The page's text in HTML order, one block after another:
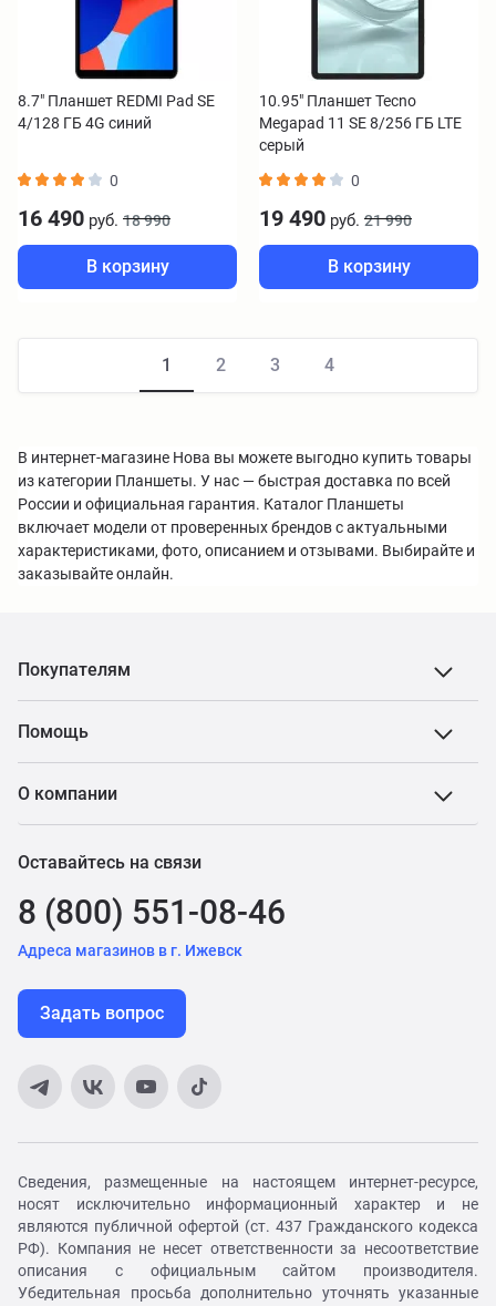
8.7" Планшет REDMI Pad SE
4/128 ГБ 4G синий
0
16 490 руб. 18 990
В корзину
10.95" Планшет Tecno
Megapad 11 SE 8/256 ГБ LTE
серый
0
19 490 руб. 21 990
В корзину
1 2 3 4
В интернет-магазине Нова вы можете выгодно купить товары
из категории Планшеты. У нас — быстрая доставка по всей
России и официальная гарантия. Каталог Планшеты
включает модели от проверенных брендов с актуальными
характеристиками, фото, описанием и отзывами. Выбирайте и
заказывайте онлайн.
Покупателям
Помощь
О компании
Оставайтесь на связи
8 (800) 551-08-46
Адреса магазинов в г. Ижевск
Задать вопрос
Сведения, размещенные на настоящем интернет-ресурсе,
носят исключительно информационный характер и не
являются публичной офертой (ст. 437 Гражданского кодекса
РФ). Компания не несет ответственности за несоответствие
описания с официальным сайтом производителя.
Убедительная просьба дополнительно уточнять указанные